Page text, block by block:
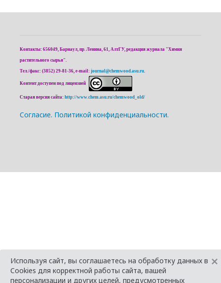
Контакты: 656049, Барнаул, пр. Ленина, 61, АлтГУ, редакция журнала "Химия
растительного сырья".
Тел./факс: (3852) 29-81-36, e-mail: journal@chemwood.asu.ru.
Контент доступен под лицензией
Старая версия сайта: http://www.chem.asu.ru/chemwood_old/
Cогласие. Политикой конфиденциальности.
Используя сайт, вы соглашаетесь на обработку данных в
Cookies для корректной работы сайта, вашей
персонализации и других целей, предусмотренных
×